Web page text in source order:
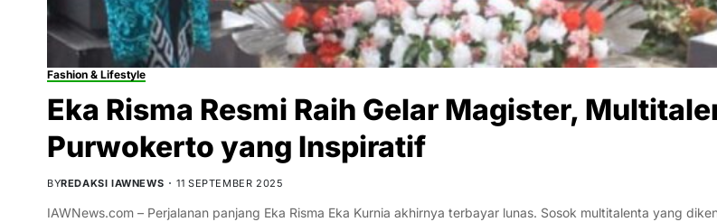
Fashion & Lifestyle
Eka Risma Resmi Raih Gelar Magister,
Purwokerto yang Inspiratif
BYREDAKSI IAWNEWS 11 SEPTEMBER 2025
IAWNews.com – Perjalanan panjang Eka Risma Eka Kurnia akhirnya terbayar lunas. Sosok multitalenta yang